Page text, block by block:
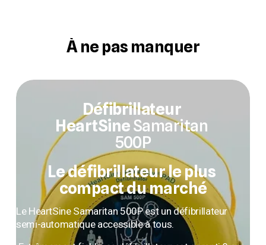
À ne pas manquer
Défibrillateur
HeartSine Samaritan
500P
Le défibrillateur le plus
compact du marché
Le HeartSine Samaritan 500P est un défibrillateur
semi-automatique accessible à tous.